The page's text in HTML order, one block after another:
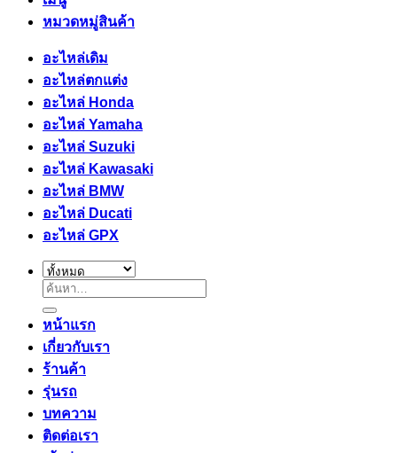
หมวดหมู่สินค้า
อะไหล่เดิม
อะไหล่ตกแต่ง
อะไหล่ Honda
อะไหล่ Yamaha
อะไหล่ Suzuki
อะไหล่ Kawasaki
อะไหล่ BMW
อะไหล่ Ducati
อะไหล่ GPX
ค้นหา:
หน้าแรก
เกี่ยวกับเรา
ร้านค้า
รุ่นรถ
บทความ
ติดต่อเรา